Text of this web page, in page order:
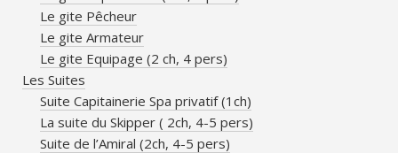
Le gite Pêcheur
Le gite Armateur
Le gite Equipage (2 ch, 4 pers)
Les Suites
Suite Capitainerie Spa privatif (1ch)
La suite du Skipper ( 2ch, 4-5 pers)
Suite de l’Amiral (2ch, 4-5 pers)